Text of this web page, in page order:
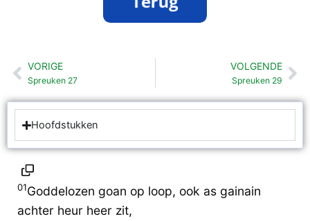
Vorige
VORIGE
Spreuken 27
VOLGENDE
Spreuken 29
Hoofdstukken
01Goddelozen goan op loop, ook as gainain
achter heur heer zit,